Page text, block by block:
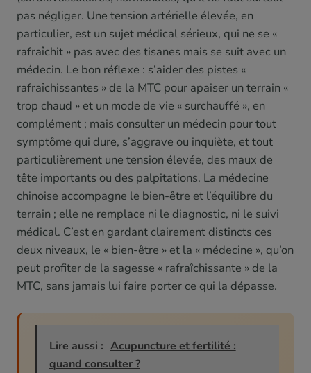
pas négliger. Une tension artérielle élevée, en
particulier, est un sujet médical sérieux, qui ne se «
rafraîchit » pas avec des tisanes mais se suit avec un
médecin. Le bon réflexe : s’aider des pistes «
rafraîchissantes » de la MTC pour apaiser un terrain «
trop chaud » et un mode de vie « surchauffé », en
complément ; mais consulter un médecin pour tout
symptôme qui dure, s’aggrave ou inquiète, et tout
particulièrement une tension élevée, des maux de
tête importants ou des palpitations. La médecine
chinoise accompagne le bien-être et l’équilibre du
terrain ; elle ne remplace ni le diagnostic, ni le suivi
médical. C’est en gardant clairement distincts ces
deux niveaux, le « bien-être » et la « médecine », qu’on
peut profiter de la sagesse « rafraîchissante » de la
MTC, sans jamais lui faire porter ce qui la dépasse.
Lire aussi : Acupuncture et fertilité :
quand consulter ?